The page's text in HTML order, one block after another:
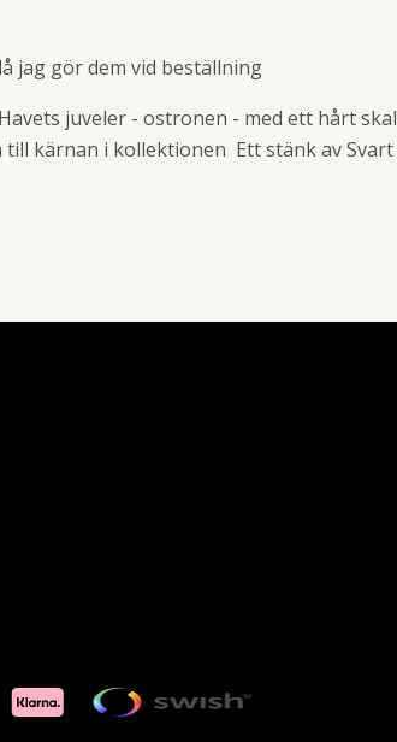
jag gör dem vid beställning
juveler - ostronen - med ett hårt
kärnan i kollektionen Ett stänk av